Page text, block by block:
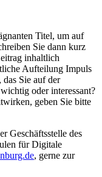
Titel, um auf
Sie dann kurz
inhaltlich
Aufteilung Impuls
das Sie auf der
oder interessant?
geben Sie bitte
Geschäftsstelle des
für Digitale
, gerne zur